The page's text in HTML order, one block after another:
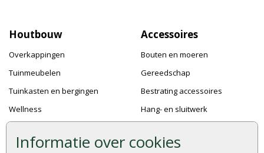
Informatie over cookies
Houtbouw
Overkappingen
Tuinmeubelen
Tuinkasten en bergingen
Wellness
Dierenverblijven
Accessoires
Bouten en moeren
Gereedschap
Bestrating accessoires
Hang- en sluitwerk
Verf en Beits